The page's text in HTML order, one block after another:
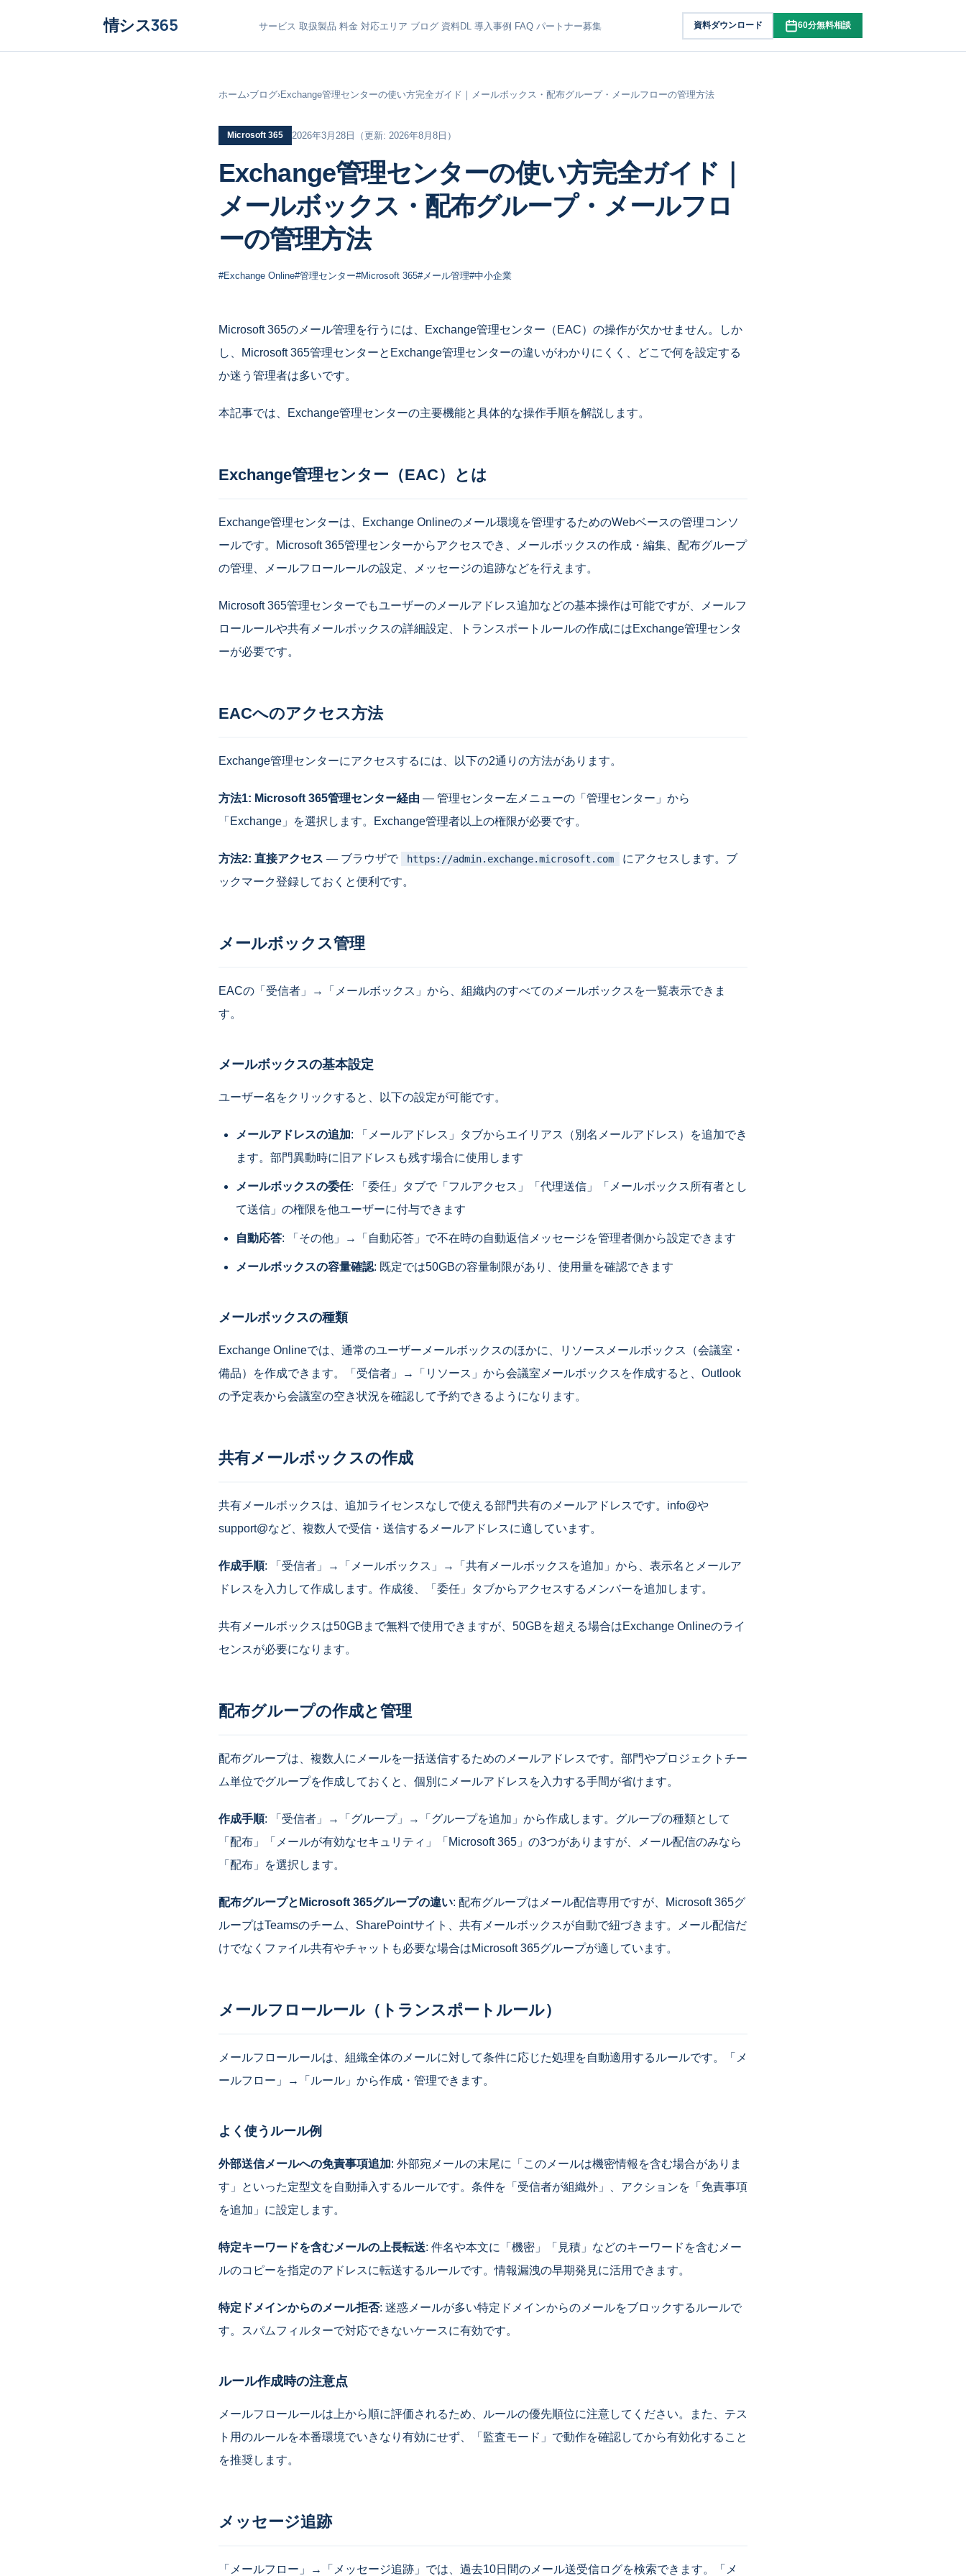
情シス365 サービス 取扱製品 料金 対応エリア ブログ 資料DL 導入事例 FAQ パートナー募集 資料ダウンロード 60分無料相談
ホーム›ブログ›Exchange管理センターの使い方完全ガイド｜メールボックス・配布グループ・メールフローの管理方法
Microsoft 365 2026年3月28日 （更新: 2026年8月8日）
Exchange管理センターの使い方完全ガイド｜
メールボックス・配布グループ・メールフロ
ーの管理方法
#Exchange Online#管理センター#Microsoft 365#メール管理#中小企業
Microsoft 365のメール管理を行うには、Exchange管理センター（EAC）の操作が欠かせません。しか
し、Microsoft 365管理センターとExchange管理センターの違いがわかりにくく、どこで何を設定する
か迷う管理者は多いです。
本記事では、Exchange管理センターの主要機能と具体的な操作手順を解説します。
Exchange管理センター（EAC）とは
Exchange管理センターは、Exchange Onlineのメール環境を管理するためのWebベースの管理コンソ
ールです。Microsoft 365管理センターからアクセスでき、メールボックスの作成・編集、配布グループ
の管理、メールフロールールの設定、メッセージの追跡などを行えます。
Microsoft 365管理センターでもユーザーのメールアドレス追加などの基本操作は可能ですが、メールフ
ロールールや共有メールボックスの詳細設定、トランスポートルールの作成にはExchange管理センタ
ーが必要です。
EACへのアクセス方法
Exchange管理センターにアクセスするには、以下の2通りの方法があります。
方法1: Microsoft 365管理センター経由 — 管理センター左メニューの「管理センター」から
「Exchange」を選択します。Exchange管理者以上の権限が必要です。
方法2: 直接アクセス — ブラウザで https://admin.exchange.microsoft.com
にアクセスします。ブ
ックマーク登録しておくと便利です。
メールボックス管理
EACの「受信者」→「メールボックス」から、組織内のすべてのメールボックスを一覧表示できま
す。
メールボックスの基本設定
ユーザー名をクリックすると、以下の設定が可能です。
メールアドレスの追加: 「メールアドレス」タブからエイリアス（別名メールアドレス）を追加でき
ます。部門異動時に旧アドレスも残す場合に使用します
メールボックスの委任: 「委任」タブで「フルアクセス」「代理送信」「メールボックス所有者とし
て送信」の権限を他ユーザーに付与できます
自動応答: 「その他」→「自動応答」で不在時の自動返信メッセージを管理者側から設定できます
メールボックスの容量確認: 既定では50GBの容量制限があり、使用量を確認できます
メールボックスの種類
Exchange Onlineでは、通常のユーザーメールボックスのほかに、リソースメールボックス（会議室・
備品）を作成できます。「受信者」→「リソース」から会議室メールボックスを作成すると、Outlook
の予定表から会議室の空き状況を確認して予約できるようになります。
共有メールボックスの作成
共有メールボックスは、追加ライセンスなしで使える部門共有のメールアドレスです。info@や
support@など、複数人で受信・送信するメールアドレスに適しています。
作成手順: 「受信者」→「メールボックス」→「共有メールボックスを追加」から、表示名とメールア
ドレスを入力して作成します。作成後、「委任」タブからアクセスするメンバーを追加します。
共有メールボックスは50GBまで無料で使用できますが、50GBを超える場合はExchange Onlineのライ
センスが必要になります。
配布グループの作成と管理
配布グループは、複数人にメールを一括送信するためのメールアドレスです。部門やプロジェクトチー
ム単位でグループを作成しておくと、個別にメールアドレスを入力する手間が省けます。
作成手順: 「受信者」→「グループ」→「グループを追加」から作成します。グループの種類として
「配布」「メールが有効なセキュリティ」「Microsoft 365」の3つがありますが、メール配信のみなら
「配布」を選択します。
配布グループとMicrosoft 365グループの違い: 配布グループはメール配信専用ですが、Microsoft 365グ
ループはTeamsのチーム、SharePointサイト、共有メールボックスが自動で紐づきます。メール配信だ
けでなくファイル共有やチャットも必要な場合はMicrosoft 365グループが適しています。
メールフロールール（トランスポートルール）
メールフロールールは、組織全体のメールに対して条件に応じた処理を自動適用するルールです。「メ
ールフロー」→「ルール」から作成・管理できます。
よく使うルール例
外部送信メールへの免責事項追加: 外部宛メールの末尾に「このメールは機密情報を含む場合がありま
す」といった定型文を自動挿入するルールです。条件を「受信者が組織外」、アクションを「免責事項
を追加」に設定します。
特定キーワードを含むメールの上長転送: 件名や本文に「機密」「見積」などのキーワードを含むメー
ルのコピーを指定のアドレスに転送するルールです。情報漏洩の早期発見に活用できます。
特定ドメインからのメール拒否: 迷惑メールが多い特定ドメインからのメールをブロックするルールで
す。スパムフィルターで対応できないケースに有効です。
ルール作成時の注意点
メールフロールールは上から順に評価されるため、ルールの優先順位に注意してください。また、テス
ト用のルールを本番環境でいきなり有効にせず、「監査モード」で動作を確認してから有効化すること
を推奨します。
メッセージ追跡
「メールフロー」→「メッセージ追跡」では、過去10日間のメール送受信ログを検索できます。「メ